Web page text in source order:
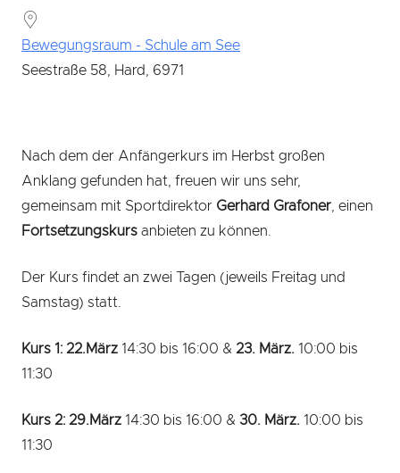
Bewegungsraum - Schule am See
Seestraße 58, Hard, 6971
Nach dem der Anfängerkurs im Herbst großen
Anklang gefunden hat, freuen wir uns sehr,
gemeinsam mit Sportdirektor Gerhard Grafoner , einen
Fortsetzungskurs anbieten zu können.
Der Kurs findet an zwei Tagen (jeweils Freitag und
Samstag) statt.
Kurs 1: 22.März 14:30 bis 16:00 & 23. März. 10:00 bis
11:30
Kurs 2: 29.März 14:30 bis 16:00 & 30. März. 10:00 bis
11:30